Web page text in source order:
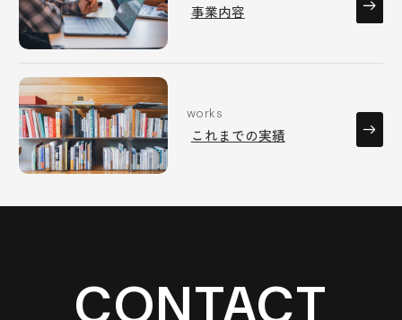
事業内容
works
これまでの実績
CONTACT